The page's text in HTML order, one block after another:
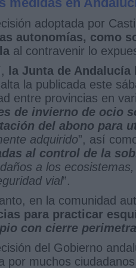
adoptada por
autonomías, como
al contravenir lo
la Junta de
la publicada este
entre provincias en
de invierno de ocio
del abono para
adquirido”, así
al control de la
a los
vial”.
en la comunidad
para practicar
con cierre
del Gobierno
por muchos